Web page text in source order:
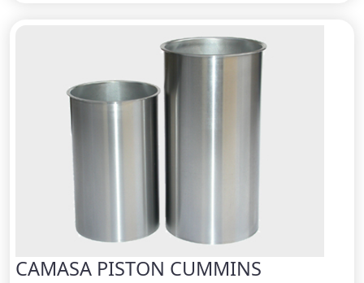
CAMASA PISTON CUMMINS